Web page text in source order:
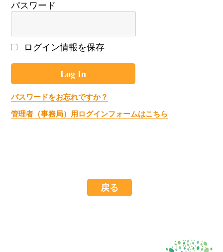
パスワード
ログイン情報を保存
パスワードをお忘れですか？
管理者（事務局）用ログインフォームはこちら
戻る